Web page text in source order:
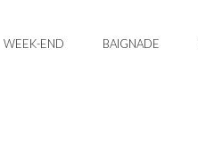
WEEK-END BAIGNADE